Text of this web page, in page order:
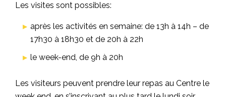
Les visites sont possibles:
après les activités en semaine: de 13h à 14h – de
17h30 à 18h30 et de 20h à 22h
le week-end, de 9h à 20h
Les visiteurs peuvent prendre leur repas au Centre le